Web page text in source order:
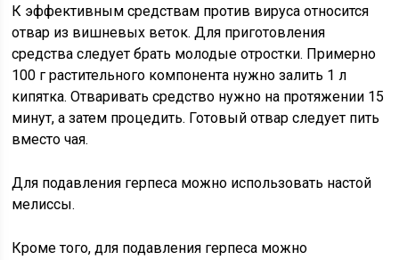
К эффективным средствам против вируса относится
отвар из вишневых веток. Для приготовления
средства следует брать молодые отростки. Примерно
100 г растительного компонента нужно залить 1 л
кипятка. Отваривать средство нужно на протяжении 15
минут, а затем процедить. Готовый отвар следует пить
вместо чая.
Для подавления герпеса можно использовать настой
мелиссы.
Кроме того, для подавления герпеса можно